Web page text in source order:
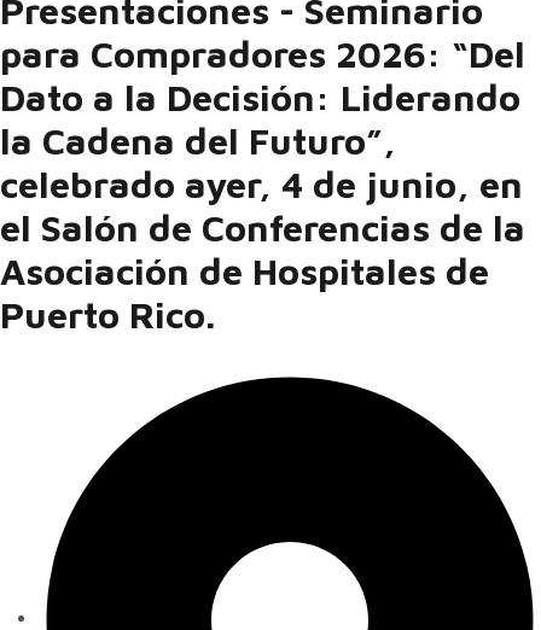
Presentaciones - Seminario
para Compradores 2026: “Del
Dato a la Decisión: Liderando
la Cadena del Futuro”,
celebrado ayer, 4 de junio, en
el Salón de Conferencias de la
Asociación de Hospitales de
Puerto Rico.